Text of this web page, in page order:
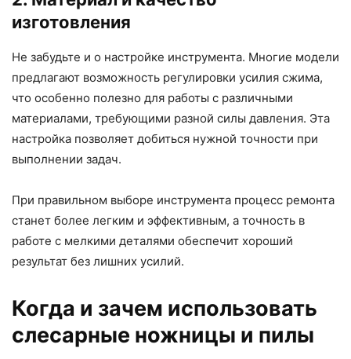
изготовления
Не забудьте и о настройке инструмента. Многие модели
предлагают возможность регулировки усилия сжима,
что особенно полезно для работы с различными
материалами, требующими разной силы давления. Эта
настройка позволяет добиться нужной точности при
выполнении задач.
При правильном выборе инструмента процесс ремонта
станет более легким и эффективным, а точность в
работе с мелкими деталями обеспечит хороший
результат без лишних усилий.
Когда и зачем использовать
слесарные ножницы и пилы